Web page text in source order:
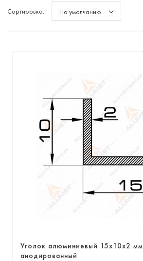
Сортировка: По умолчанию
Уголок алюминиевый 15х10х2 мм
анодированный